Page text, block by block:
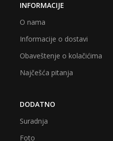
INFORMACIJE
O nama
Informacije o dostavi
Obaveštenje o kolačićima
Najčešća pitanja
DODATNO
Suradnja
Foto